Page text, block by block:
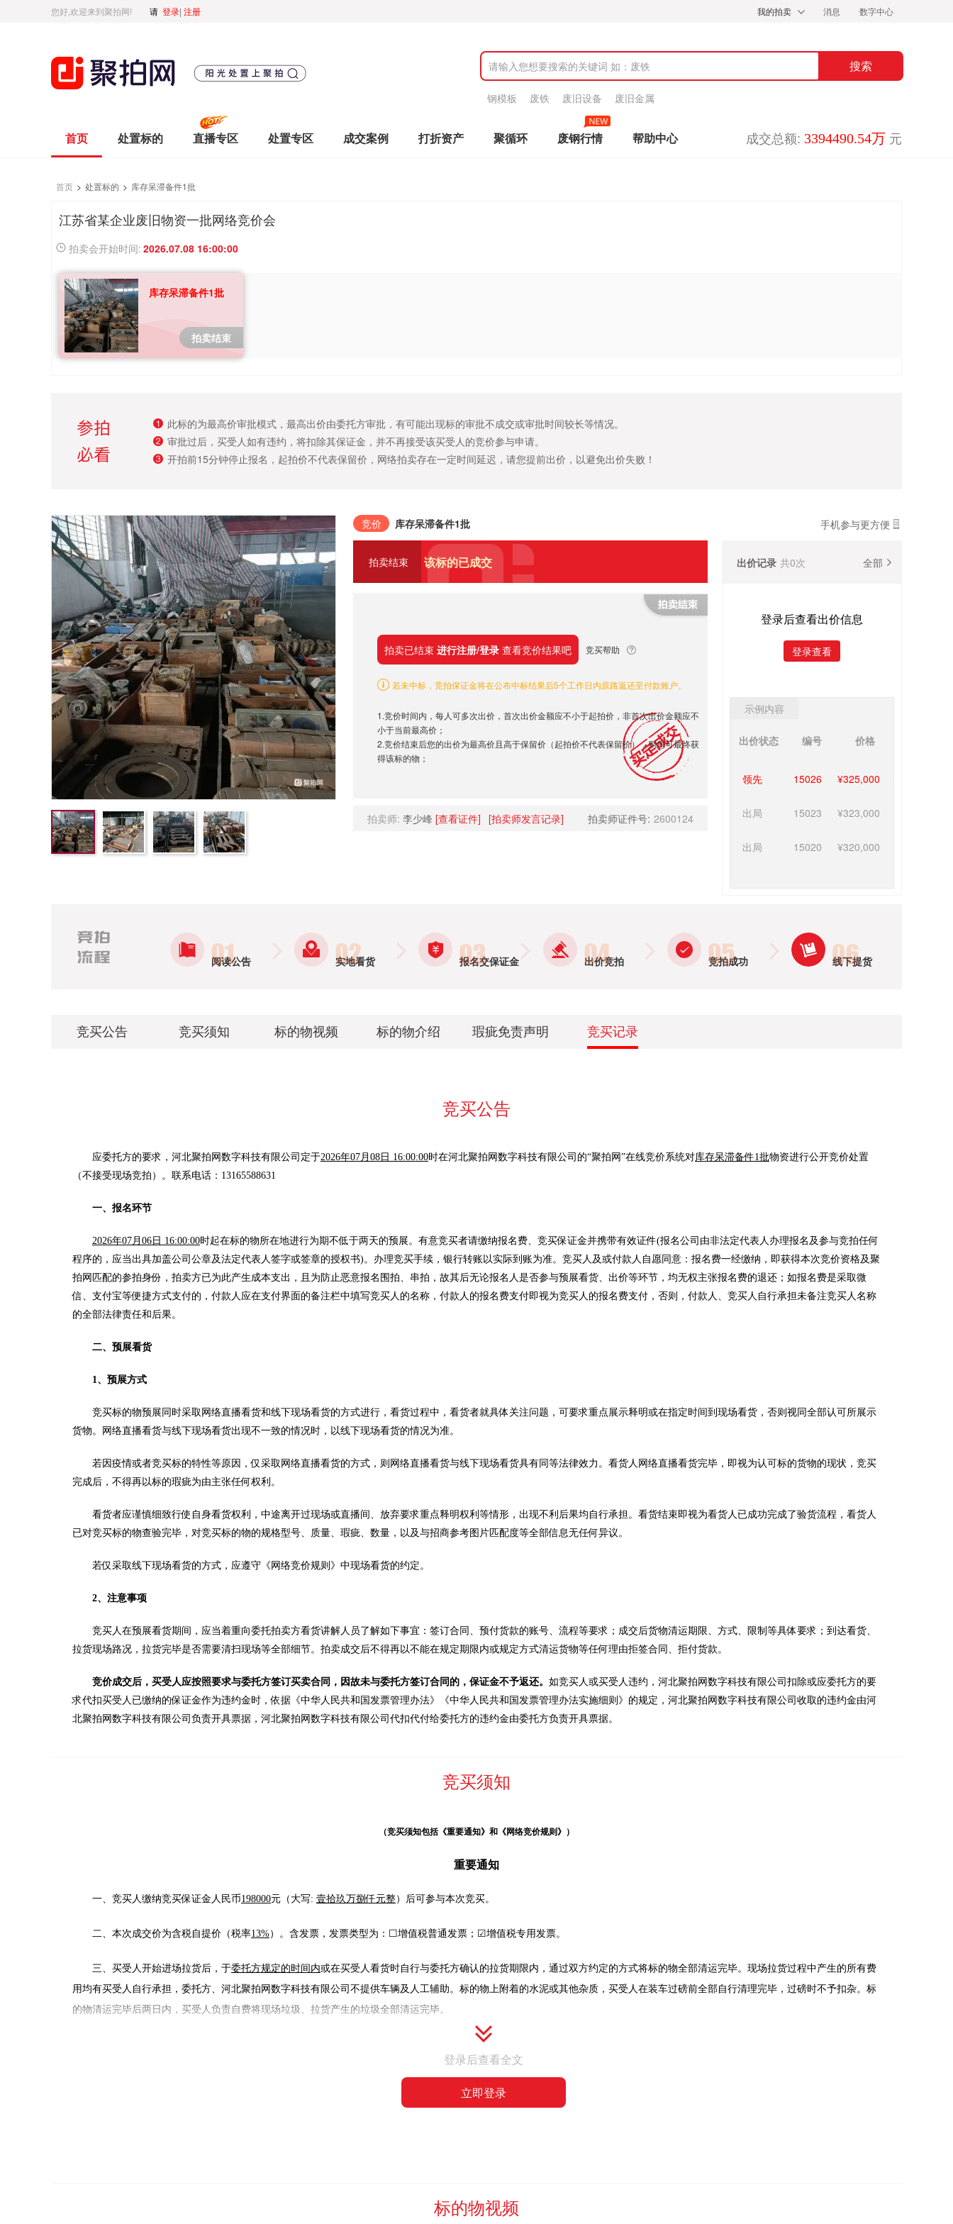
您好,欢迎来到聚拍网! 请 登录| 注册 我的拍卖 消息 数字中心
首页 处置标的 直播专区 处置专区 成交案例 打折资产 聚循环 废钢行情 帮助中心
钢模板 废铁 废旧设备 废旧金属
成交总额: 3394490.54万 元
首页 > 处置标的 > 库存呆滞备件1批
江苏省某企业废旧物资一批网络竞价会
拍卖会开始时间: 2026.07.08 16:00:00
库存呆滞备件1批
拍卖结束
此标的为最高价审批模式，最高出价由委托方审批，有可能出现标的审批不成交或审批时间较长等情况。
审批过后，买受人如有违约，将扣除其保证金，并不再接受该买受人的竞价参与申请。
开拍前15分钟停止报名，起拍价不代表保留价，网络拍卖存在一定时间延迟，请您提前出价，以避免出价失败！
竞价 库存呆滞备件1批 手机参与更方便
拍卖结束 该标的已成交
拍卖已结束 进行注册/登录 查看竞价结果吧 竞买帮助
若未中标，竞拍保证金将在公布中标结果后5个工作日内原路返还至付款账户。
1.竞价时间内，每人可多次出价，首次出价金额应不小于起拍价，非首次出价金额应不
小于当前最高价；
2.竞价结束后您的出价为最高价且高于保留价（起拍价不代表保留价），则您可最终获
得该标的物；
拍卖师: 李少峰 [查看证件] [拍卖师发言记录] 2600124
拍卖师证件号:
出价记录 共0次 全部
登录后查看出价信息
登录查看
示例内容
出价状态 编号 价格
领先 15026 ¥325,000
出局 15023 ¥323,000
出局 15020 ¥320,000
阅读公告 实地看货 报名交保证金 出价竞拍 竞拍成功 线下提货
竞买公告 竞买须知 标的物视频 标的物介绍 瑕疵免责声明 竞买记录
竞买公告
应委托方的要求，河北聚拍网数字科技有限公司定于2026年07月08日 16:00:00时在河北聚拍网数字科技有限公司的“聚拍网”在线竞价系统对库存呆滞备件1批物资进行公开竞价处置
（不接受现场竞拍）。联系电话：13165588631
一、报名环节
2026年07月06日 16:00:00时起在标的物所在地进行为期不低于两天的预展。有意竞买者请缴纳报名费、竞买保证金并携带有效证件(报名公司由非法定代表人办理报名及参与竞拍任何
程序的，应当出具加盖公司公章及法定代表人签字或签章的授权书)。办理竞买手续，银行转账以实际到账为准。竞买人及或付款人自愿同意：报名费一经缴纳，即获得本次竞价资格及聚
拍网匹配的参拍身份，拍卖方已为此产生成本支出，且为防止恶意报名围拍、串拍，故其后无论报名人是否参与预展看货、出价等环节，均无权主张报名费的退还；如报名费是采取微
信、支付宝等便捷方式支付的，付款人应在支付界面的备注栏中填写竞买人的名称，付款人的报名费支付即视为竞买人的报名费支付，否则，付款人、竞买人自行承担未备注竞买人名称
的全部法律责任和后果。
二、预展看货
1、预展方式
竞买标的物预展同时采取网络直播看货和线下现场看货的方式进行，看货过程中，看货者就具体关注问题，可要求重点展示释明或在指定时间到现场看货，否则视同全部认可所展示
货物。网络直播看货与线下现场看货出现不一致的情况时，以线下现场看货的情况为准。
若因疫情或者竞买标的特性等原因，仅采取网络直播看货的方式，则网络直播看货与线下现场看货具有同等法律效力。看货人网络直播看货完毕，即视为认可标的货物的现状，竞买
完成后，不得再以标的瑕疵为由主张任何权利。
看货者应谨慎细致行使自身看货权利，中途离开过现场或直播间、放弃要求重点释明权利等情形，出现不利后果均自行承担。看货结束即视为看货人已成功完成了验货流程，看货人
已对竞买标的物查验完毕，对竞买标的物的规格型号、质量、瑕疵、数量，以及与招商参考图片匹配度等全部信息无任何异议。
若仅采取线下现场看货的方式，应遵守《网络竞价规则》中现场看货的约定。
2、注意事项
竞买人在预展看货期间，应当着重向委托拍卖方看货讲解人员了解如下事宜：签订合同、预付货款的账号、流程等要求；成交后货物清运期限、方式、限制等具体要求；到达看货、
拉货现场路况，拉货完毕是否需要清扫现场等全部细节。拍卖成交后不得再以不能在规定期限内或规定方式清运货物等任何理由拒签合同、拒付货款。
竞价成交后，买受人应按照要求与委托方签订买卖合同，因故未与委托方签订合同的，保证金不予返还。 如竞买人或买受人违约，河北聚拍网数字科技有限公司扣除或应委托方的要
求代扣买受人已缴纳的保证金作为违约金时，依据《中华人民共和国发票管理办法》《中华人民共和国发票管理办法实施细则》的规定，河北聚拍网数字科技有限公司收取的违约金由河
北聚拍网数字科技有限公司负责开具票据，河北聚拍网数字科技有限公司代扣代付给委托方的违约金由委托方负责开具票据。
竞买须知
（竞买须知包括《重要通知》和《网络竞价规则》）
重要通知
一、竞买人缴纳竞买保证金人民币198000元（大写: 壹拾玖万捌仟元整）后可参与本次竞买。
二、本次成交价为含税自提价（税率13%）。含发票，发票类型为：☐增值税普通发票；☑增值税专用发票。
三、买受人开始进场拉货后，于委托方规定的时间内或在买受人看货时自行与委托方确认的拉货期限内，通过双方约定的方式将标的物全部清运完毕。现场拉货过程中产生的所有费
用均有买受人自行承担，委托方、河北聚拍网数字科技有限公司不提供车辆及人工辅助。标的物上附着的水泥或其他杂质，买受人在装车过磅前全部自行清理完毕，过磅时不予扣杂。标
的物清运完毕后两日内，买受人负责自费将现场垃圾、拉货产生的垃圾全部清运完毕。
竞买人违反上述约定的，委托方、河北聚拍网数字科技有限公司有权扣除保证金，并追究违约责任。
登录后查看全文
立即登录
标的物视频